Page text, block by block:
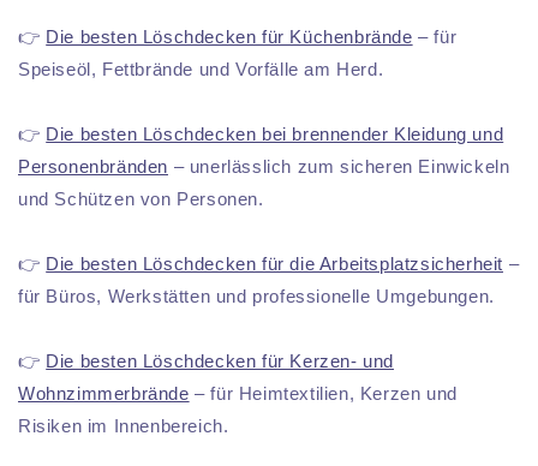
👉 Die besten Löschdecken für Küchenbrände – für
Speiseöl, Fettbrände und Vorfälle am Herd.
👉 Die besten Löschdecken bei brennender Kleidung und
Personenbränden – unerlässlich zum sicheren Einwickeln
und Schützen von Personen.
👉 Die besten Löschdecken für die Arbeitsplatzsicherheit –
für Büros, Werkstätten und professionelle Umgebungen.
👉 Die besten Löschdecken für Kerzen- und
Wohnzimmerbrände – für Heimtextilien, Kerzen und
Risiken im Innenbereich.